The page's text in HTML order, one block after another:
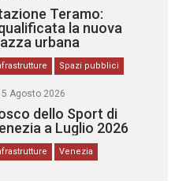
Teramo:
la nuova
urbana
Spazi pubblici
5 Agosto 2026
dello Sport di
a Luglio 2026
Venezia